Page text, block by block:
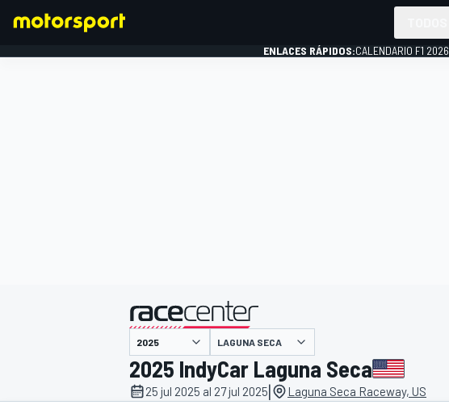
INDYCAR
ENLACES RÁPIDOS:CALENDARIO F1 2026
presentado por
LAGUNA SECA
2025 IndyCar Laguna Seca
25 jul 2025 al 27 jul 2025| Laguna Seca Raceway, US